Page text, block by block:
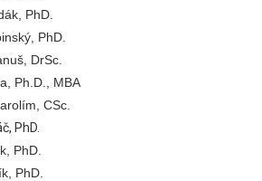
PhD.
PhD.
DrSc.
Ph.D., MBA
CSc.
PhD.
PhD.
PhD.